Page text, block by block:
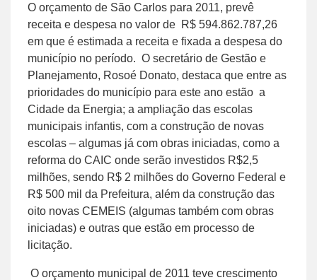
O orçamento de São Carlos para 2011, prevê
receita e despesa no valor de R$ 594.862.787,26
em que é estimada a receita e fixada a despesa do
município no período. O secretário de Gestão e
Planejamento, Rosoé Donato, destaca que entre as
prioridades do município para este ano estão a
Cidade da Energia; a ampliação das escolas
municipais infantis, com a construção de novas
escolas – algumas já com obras iniciadas, como a
reforma do CAIC onde serão investidos R$2,5
milhões, sendo R$ 2 milhões do Governo Federal e
R$ 500 mil da Prefeitura, além da construção das
oito novas CEMEIS (algumas também com obras
iniciadas) e outras que estão em processo de
licitação.
O orçamento municipal de 2011 teve crescimento